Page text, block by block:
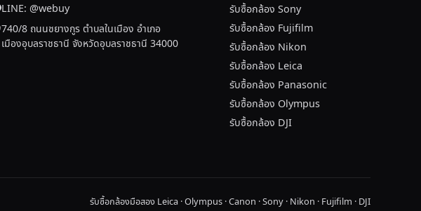
LINE: @webuy
740/8 ถนนชยางกูร ตำบลในเมือง อำเภอ
เมืองอุบลราชธานี จังหวัดอุบลราชธานี 34000
รับซื้อกล้อง Sony
รับซื้อกล้อง Fujifilm
รับซื้อกล้อง Nikon
รับซื้อกล้อง Leica
รับซื้อกล้อง Panasonic
รับซื้อกล้อง Olympus
รับซื้อกล้อง DJI
รับซื้อกล้องมือสอง Leica · Olympus · Canon · Sony · Nikon · Fujifilm · DJI